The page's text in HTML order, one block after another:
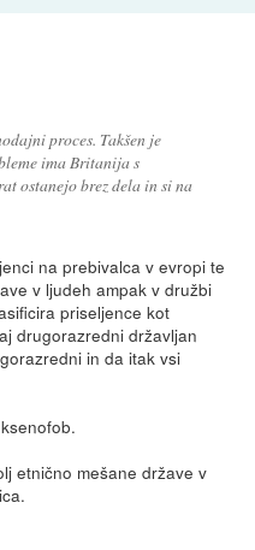
proces. Takšen je
ima Britanija s
ostanejo brez dela in si na
na prebivalca v evropi te
v ljudeh ampak v družbi
priseljence kot
drugorazredni državljan
in da itak vsi
etnično mešane države v